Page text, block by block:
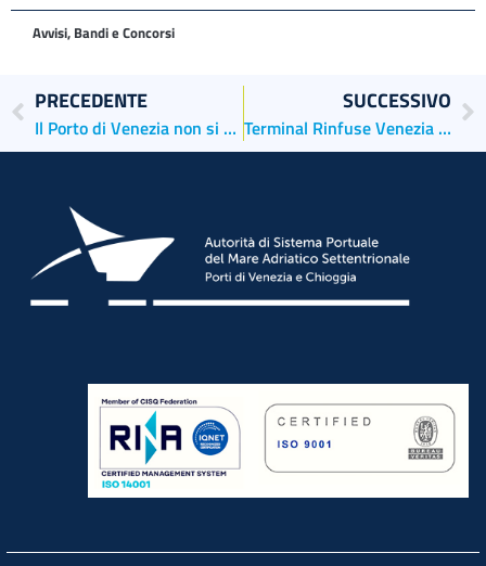
Avvisi, Bandi e Concorsi
PRECEDENTE
Il Porto di Venezia non si ferma e reagisce alla crisi internazionale
SUCCESSIVO
Terminal Rinfuse Venezia avvia il nuovo impianto fotovoltaico